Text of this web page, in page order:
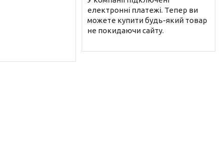
електронні платежі. Тепер ви
можете купити будь-який товар
не покидаючи сайту.